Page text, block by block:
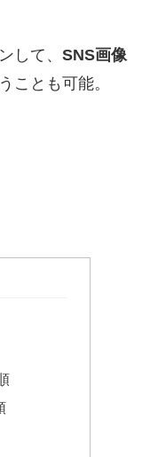
して、 SNS画像
ことも可能。